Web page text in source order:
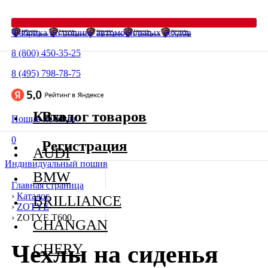
Фабрика по пошиву автомобильных чехлов
8 (800) 450-35-25
8 (495) 798-78-75
Пошив на заказ
0
Индивидуальный пошив
Главная страница
› Каталог
› ZOTYE
› ZOTYE T600
Чехлы на сиденья
Каталог товаров
AUDI
BMW
BRILLIANCE
CHANGAN
CHERY
Вход
Регистрация